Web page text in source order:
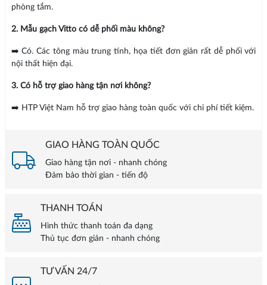
phòng tắm.
2. Mẫu gạch Vitto có dễ phối màu không?
➡️ Có. Các tông màu trung tính, họa tiết đơn giản rất dễ phối với
nội thất hiện đại.
3. Có hỗ trợ giao hàng tận nơi không?
➡️ HTP Việt Nam hỗ trợ giao hàng toàn quốc với chi phí tiết kiệm.
GIAO HÀNG TOÀN QUỐC
Giao hàng tận nơi - nhanh chóng
Đảm bảo thời gian - tiến độ
THANH TOÁN
Hình thức thanh toán đa dạng
Thủ tục đơn giản - nhanh chóng
TƯ VẤN 24/7